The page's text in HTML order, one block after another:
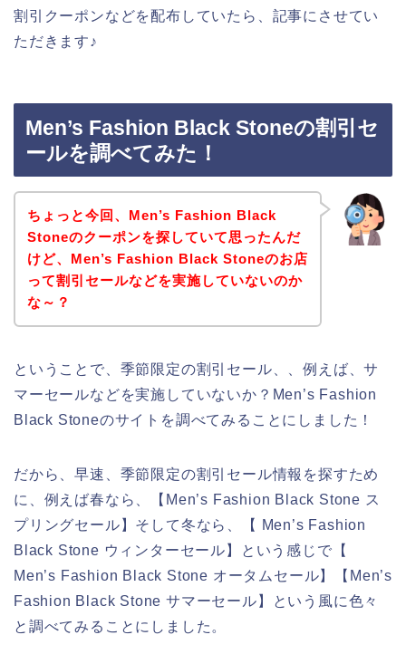
割引クーポンなどを配布していたら、記事にさせてい
ただきます♪
Men’s Fashion Black Stoneの割引セ
ールを調べてみた！
ちょっと今回、Men’s Fashion Black
Stoneのクーポンを探していて思ったんだ
けど、Men’s Fashion Black Stoneのお店
って割引セールなどを実施していないのか
な～？
ということで、季節限定の割引セール、、例えば、サ
マーセールなどを実施していないか？Men’s Fashion
Black Stoneのサイトを調べてみることにしました！
だから、早速、季節限定の割引セール情報を探すため
に、例えば春なら、【Men’s Fashion Black Stone ス
プリングセール】そして冬なら、【 Men’s Fashion
Black Stone ウィンターセール】という感じで【
Men’s Fashion Black Stone オータムセール】【Men’s
Fashion Black Stone サマーセール】という風に色々
と調べてみることにしました。